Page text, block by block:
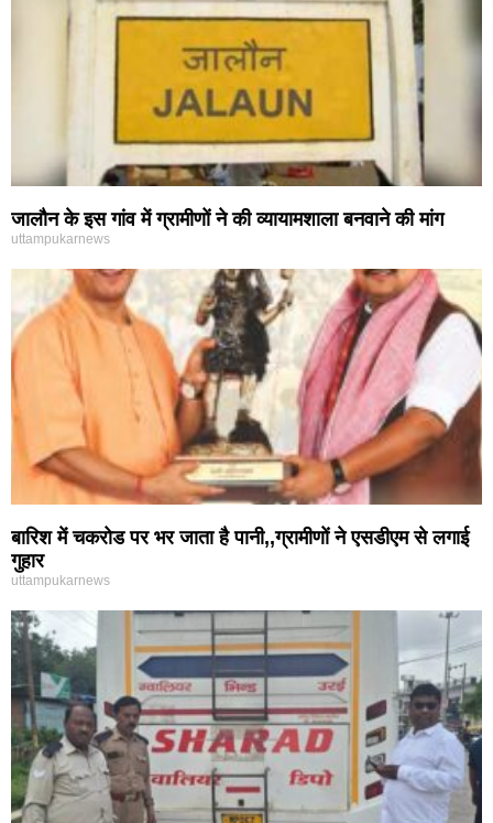
जालौन के इस गांव में ग्रामीणों ने की व्यायामशाला बनवाने की मांग
uttampukarnews
बारिश में चकरोड पर भर जाता है पानी,,ग्रामीणों ने एसडीएम से लगाई
गुहार
uttampukarnews